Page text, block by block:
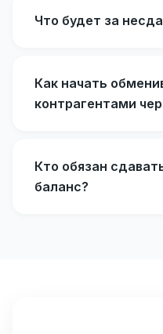
Что будет за
Как начать
контрагентами
Кто обязан
баланс?